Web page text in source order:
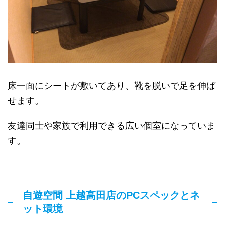
床一面にシートが敷いてあり、靴を脱いで足を伸ば
せます。
友達同士や家族で利用できる広い個室になっていま
す。
自遊空間 上越高田店のPCスペックとネ
ット環境